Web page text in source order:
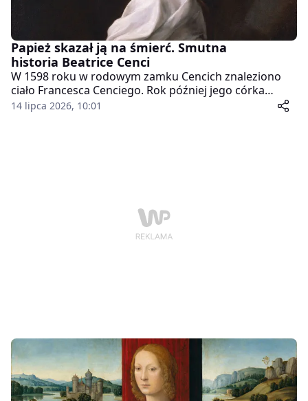
Papież skazał ją na śmierć. Smutna
historia Beatrice Cenci
W 1598 roku w rodowym zamku Cencich znaleziono
ciało Francesca Cenciego. Rok później jego córka
Beatrice stanęła na szafocie, choć wielu Rzymian
14 lipca 2026, 10:01